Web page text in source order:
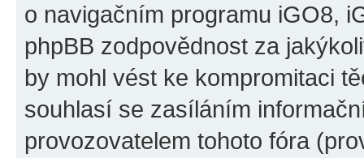
o navigačním programu iGO8,
phpBB zodpovědnost za
by mohl vést ke kompromitaci
souhlasí se zasíláním
provozovatelem tohoto fóra